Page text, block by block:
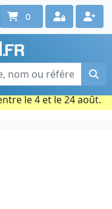
?
92 17 71
08h à 18h
prises par carte
le 4 et le 24 août.
0